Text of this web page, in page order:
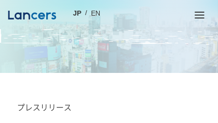
JP EN
プレスリリース